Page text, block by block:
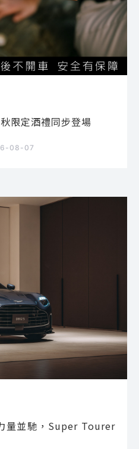
限定酒禮同步登場
08-07
量並馳，Super Tourer